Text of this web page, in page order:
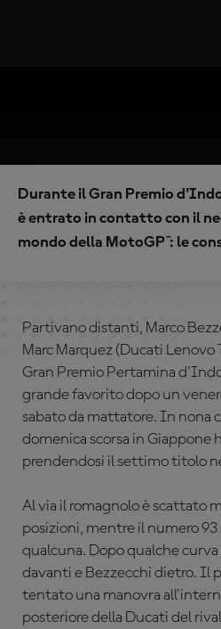
Durante il Gran Premio
è entrato in contatto con il
mondo della MotoGP™: le
Partivano distanti, Marco
Marc Marquez (Ducati Lenovo
Gran Premio Pertamina
grande favorito dopo un
sabato da mattatore. In nona
domenica scorsa in Giappone
prendendosi il settimo titolo
Al via il romagnolo è scattato
posizioni, mentre il numero
qualcuna. Dopo qualche
davanti e Bezzecchi dietro. Il
tentato una manovra
posteriore della Ducati del